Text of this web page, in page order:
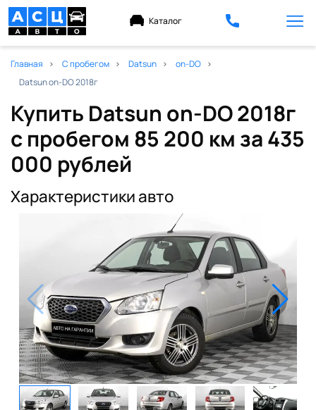
Каталог
Главная С пробегом Datsun
on-DO
Datsun on-DO 2018г
Купить Datsun on-DO 2018г
с пробегом 85 200 км за 435
000 рублей
Характеристики авто